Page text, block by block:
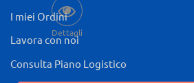
Dettagli
I miei Ordini
Lavora con noi
Consulta Piano Logistico